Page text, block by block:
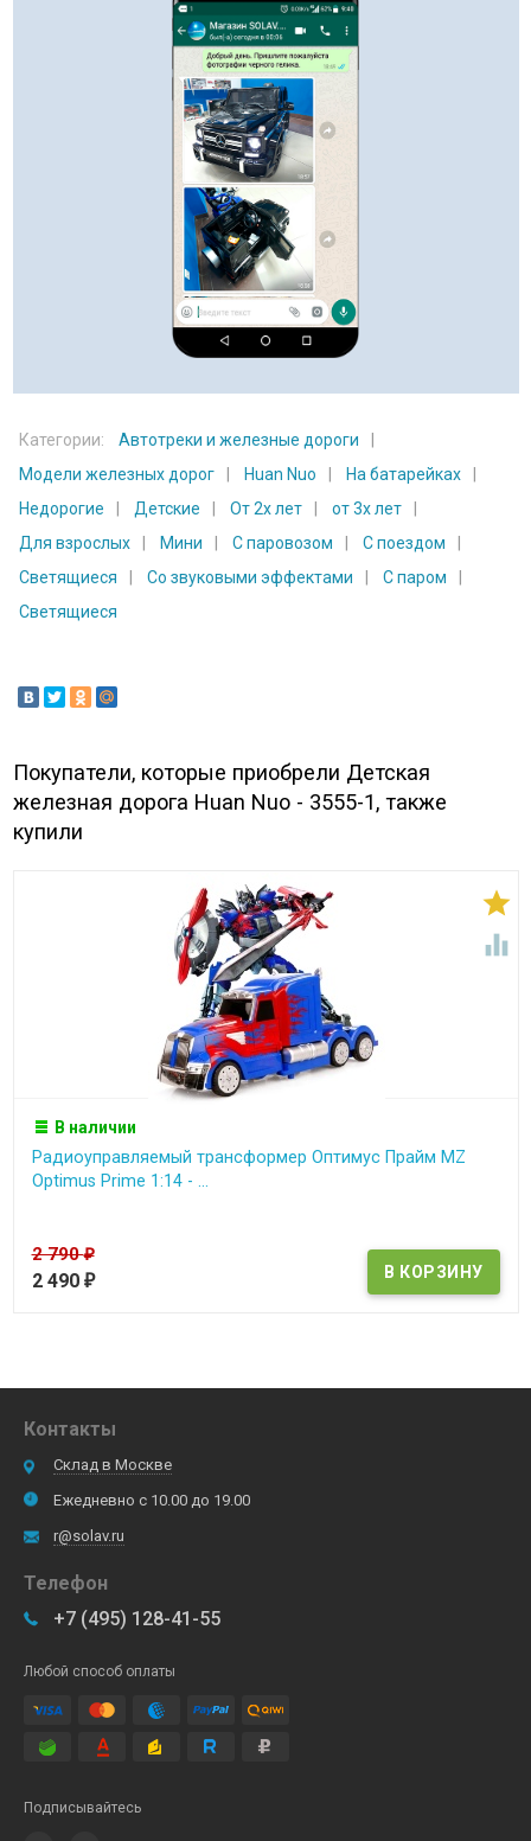
Категории:
Автотреки и железные дороги
Модели железных дорог
Huan Nuo
На батарейках
Недорогие
Детские От 2х лет
от 3х лет
Для взрослых
Мини С паровозом
С поездом
Светящиеся
Со звуковыми эффектами
С паром
Светящиеся
Покупатели, которые приобрели Детская
железная дорога Huan Nuo - 3555-1, также
купили


В наличии
Радиоуправляемый трансформер Оптимус Прайм MZ
Optimus Prime 1:14 - ...
2 790₽
2 490 ₽
Контакты
Склад в Москве
Ежедневно с 10.00 до 19.00
r@solav.ru
Телефон
+7 (495) 128-41-55
Любой способ оплаты
Подписывайтесь